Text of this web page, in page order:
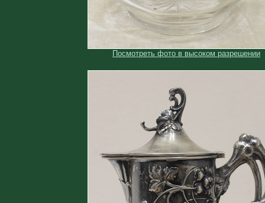
Посмотреть фото в высоком разрешении